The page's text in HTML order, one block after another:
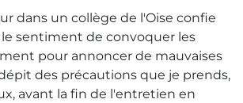
dans un collège de l'Oise confie
le sentiment de convoquer les
pour annoncer de mauvaises
des précautions que je prends,
avant la fin de l'entretien en